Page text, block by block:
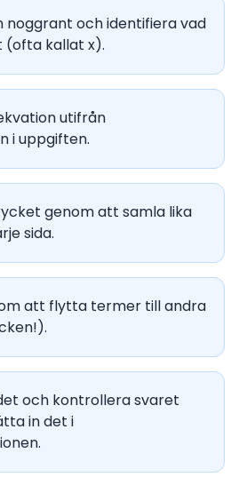
noggrant och identifiera vad
(ofta kallat x).
utifrån
i uppgiften.
genom att samla lika
sida.
att flytta termer till andra
och kontrollera svaret
in det i